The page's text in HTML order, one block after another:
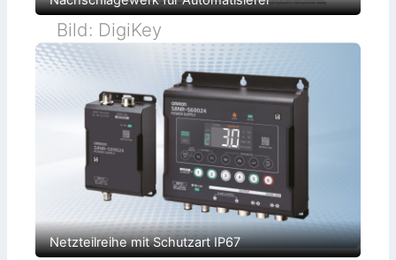
Bild: DigiKey
Netzteilreihe mit Schutzart IP67